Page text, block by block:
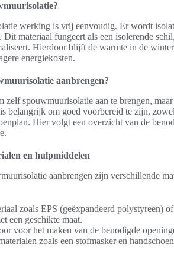
werking is vrij eenvoudig. Er wordt
materiaal fungeert als een isolerende
Hierdoor blijft de warmte in de
energiekosten.
aanbrengen?
zelf spouwmuurisolatie aan te brengen,
belangrijk om goed voorbereid te zijn,
Hier volgt een overzicht van de
en hulpmiddelen
aanbrengen zijn verschillende
zoals EPS (geëxpandeerd polystyreen)
een geschikte maat.
voor het maken van de benodigde
zoals een stofmasker en